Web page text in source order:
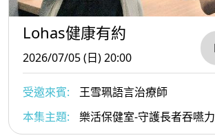
Lohas健康有約
2026/07/05 (日) 20:00
受邀來賓:
王雪珮語言治療師
本集主題:
樂活保健室-守護長者吞嚥力